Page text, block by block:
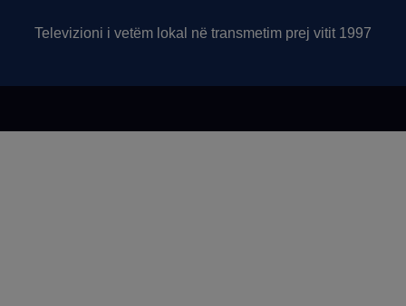
Televizioni i vetëm lokal në transmetim prej vitit 1997